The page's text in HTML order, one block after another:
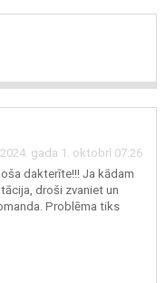
2024. gada 1. oktobrī 07:26
dakterīte!!! Ja kādam
droši zvaniet un
Problēma tiks